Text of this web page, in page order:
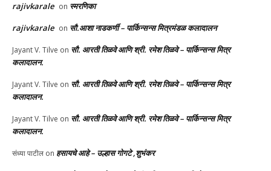
rajivkarale on स्मरणिका
rajivkarale on सौ.आशा नाडकर्णी – पार्किन्सन्स मित्रमंडळ कलादालन
Jayant V. Tilve on सौ. आरती तिळवे आणि श्री. रमेश तिळवे – पार्किन्सन्स मित्र
कलादालन.
Jayant V. Tilve on सौ. आरती तिळवे आणि श्री. रमेश तिळवे – पार्किन्सन्स मित्र
कलादालन.
Jayant V. Tilve on सौ. आरती तिळवे आणि श्री. रमेश तिळवे – पार्किन्सन्स मित्र
कलादालन.
संध्या पाटील on हसायचे आहे – उल्हास गोगटे ,शुभंकर